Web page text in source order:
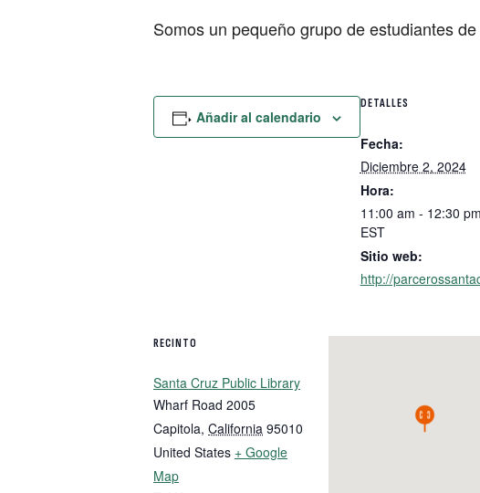
Somos un pequeño grupo de estudiantes
Añadir al calendario
DETALLES
Fecha:
Diciembre 2, 2024
Hora:
11:00 am - 12:30 pm
EST
Sitio web:
http://
RECINTO
Santa Cruz Public Library
Wharf Road 2005
Capitola, California 95010
United States + Google
Map